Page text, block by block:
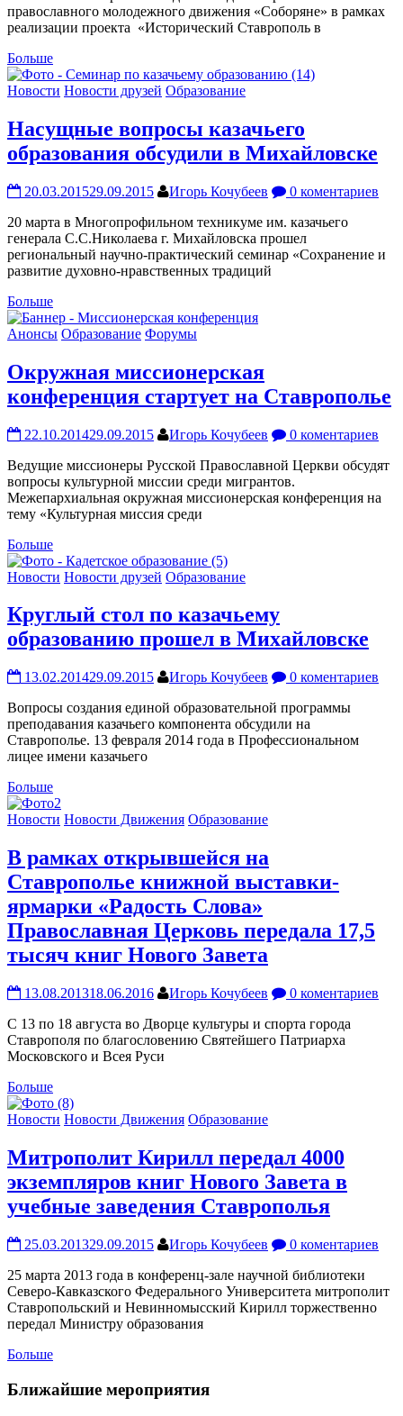
православного молодежного движения «Соборяне» в рамках
реализации проекта «Исторический Ставрополь в
Больше
Новости Новости друзей Образование
Насущные вопросы казачьего
образования обсудили в Михайловске
20.03.201529.09.2015 Игорь Кочубеев
0 коментариев
20 марта в Многопрофильном техникуме им. казачьего
генерала С.С.Николаева г. Михайловска прошел
региональный научно-практический семинар «Сохранение и
развитие духовно-нравственных традиций
Больше
Анонсы Образование Форумы
Окружная миссионерская
конференция стартует на Ставрополье
22.10.201429.09.2015 Игорь Кочубеев
0 коментариев
Ведущие миссионеры Русской Православной Церкви обсудят
вопросы культурной миссии среди мигрантов.
Межепархиальная окружная миссионерская конференция на
тему «Культурная миссия среди
Больше
Новости Новости друзей Образование
Круглый стол по казачьему
образованию прошел в Михайловске
13.02.201429.09.2015 Игорь Кочубеев
0 коментариев
Вопросы создания единой образовательной программы
преподавания казачьего компонента обсудили на
Ставрополье. 13 февраля 2014 года в Профессиональном
лицее имени казачьего
Больше
Новости Новости Движения Образование
В рамках открывшейся на
Ставрополье книжной выставки-
ярмарки «Радость Слова»
Православная Церковь передала 17,5
тысяч книг Нового Завета
13.08.201318.06.2016 Игорь Кочубеев
0 коментариев
С 13 по 18 августа во Дворце культуры и спорта города
Ставрополя по благословению Святейшего Патриарха
Московского и Всея Руси
Больше
Новости Новости Движения Образование
Митрополит Кирилл передал 4000
экземпляров книг Нового Завета в
учебные заведения Ставрополья
25.03.201329.09.2015 Игорь Кочубеев
0 коментариев
25 марта 2013 года в конференц-зале научной библиотеки
Северо-Кавказского Федерального Университета митрополит
Ставропольский и Невинномысский Кирилл торжественно
передал Министру образования
Больше
Ближайшие мероприятия